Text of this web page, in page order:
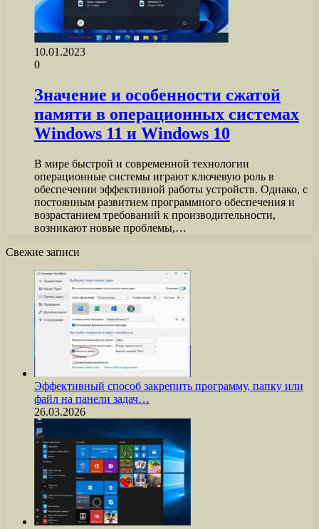
10.01.2023
0
Значение и особенности сжатой
памяти в операционных системах
Windows 11 и Windows 10
В мире быстрой и современной технологии
операционные системы играют ключевую роль в
обеспечении эффективной работы устройств. Однако, с
постоянным развитием программного обеспечения и
возрастанием требований к производительности,
возникают новые проблемы,…
Свежие записи
Эффективный способ закрепить программу, папку или
файл на панели задач…
26.03.2026